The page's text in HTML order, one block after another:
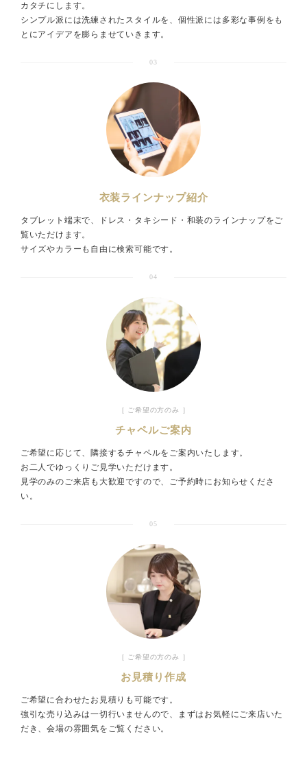
カタチにします。
シンプル派には洗練されたスタイルを、個性派には多彩な事例をも
とにアイデアを膨らませていきます。
03
衣装ラインナップ紹介
タブレット端末で、ドレス・タキシード・和装のラインナップをご
覧いただけます。
サイズやカラーも自由に検索可能です。
04
［ ご希望の方のみ ］
チャペルご案内
ご希望に応じて、隣接するチャペルをご案内いたします。
お二人でゆっくりご見学いただけます。
見学のみのご来店も大歓迎ですので、ご予約時にお知らせくださ
い。
05
［ ご希望の方のみ ］
お見積り作成
ご希望に合わせたお見積りも可能です。
強引な売り込みは一切行いませんので、まずはお気軽にご来店いた
だき、会場の雰囲気をご覧ください。